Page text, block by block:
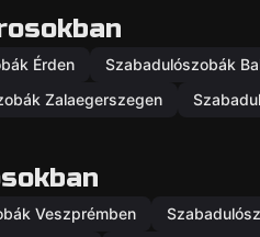
Érden Szabadulószobák
Zalaegerszegen
Veszprémben